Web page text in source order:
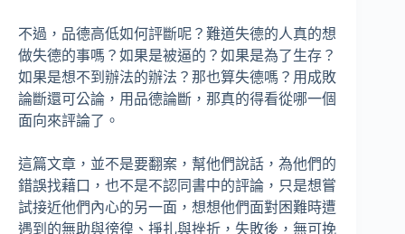
不過，品德高低如何評斷呢？難道失德的人真的想
做失德的事嗎？如果是被逼的？如果是為了生存？
如果是想不到辦法的辦法？那也算失德嗎？用成敗
論斷還可公論，用品德論斷，那真的得看從哪一個
面向來評論了。
這篇文章，並不是要翻案，幫他們說話，為他們的
錯誤找藉口，也不是不認同書中的評論，只是想嘗
試接近他們內心的另一面，想想他們面對困難時遭
遇到的無助與徬徨、掙扎與挫折，失敗後，無可挽